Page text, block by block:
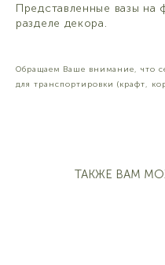
Представленные вазы на
разделе декора.
Обращаем Ваше внимание, что
для транспортировки (крафт,
ТАКЖЕ ВАМ